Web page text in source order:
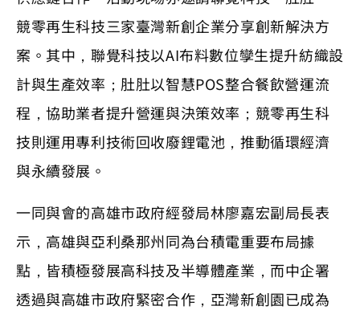
競零再生科技三家臺灣新創企業分享創新解決方
案。其中，聯覺科技以AI布料數位孿生提升紡織設
計與生產效率；肚肚以智慧POS整合餐飲營運流
程，協助業者提升營運與決策效率；競零再生科
技則運用專利技術回收廢鋰電池，推動循環經濟
與永續發展。
一同與會的高雄市政府經發局林廖嘉宏副局長表
示，高雄與亞利桑那州同為台積電重要布局據
點，皆積極發展高科技及半導體產業，而中企署
透過與高雄市政府緊密合作，亞灣新創園已成為